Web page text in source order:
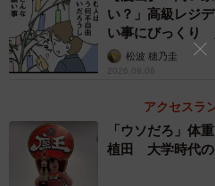
本物そっくりな悟空を描けるトレース
状況を呑み込めないぬこー様ち
かと困惑します。そんなぬこー
い？」高級レジ
い事にびっくり
松波 穂乃圭
2026.08.06
アクセスラ
「ウソだろ」体
植田 大学時代の